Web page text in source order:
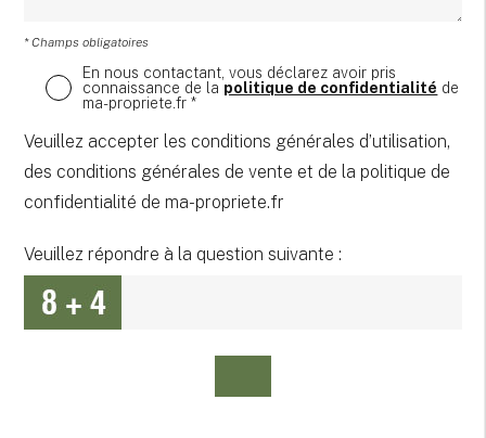
* Champs obligatoires
En nous contactant, vous déclarez avoir pris
connaissance de la politique de confidentialité de
ma-propriete.fr *
Veuillez accepter les conditions générales d’utilisation,
des conditions générales de vente et de la politique de
confidentialité de ma-propriete.fr
Veuillez répondre à la question suivante :